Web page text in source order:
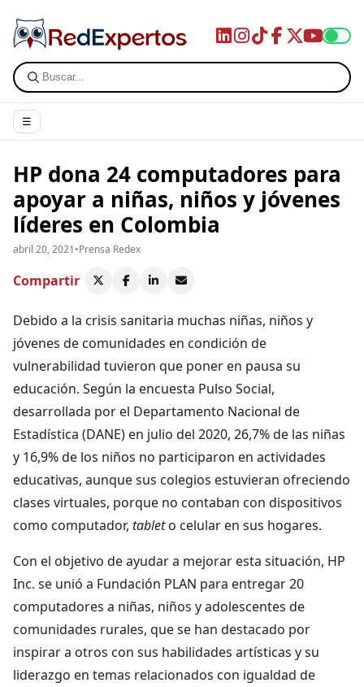
☰
HP dona 24 computadores para
apoyar a niñas, niños y jóvenes
líderes en Colombia
abril 20, 2021•Prensa Redex
Compartir
Debido a la crisis sanitaria muchas niñas, niños y
jóvenes de comunidades en condición de
vulnerabilidad tuvieron que poner en pausa su
educación. Según la encuesta Pulso Social,
desarrollada por el Departamento Nacional de
Estadística (DANE) en julio del 2020, 26,7% de las niñas
y 16,9% de los niños no participaron en actividades
educativas, aunque sus colegios estuvieran ofreciendo
clases virtuales, porque no contaban con dispositivos
como computador, tableto celular en sus hogares.
Con el objetivo de ayudar a mejorar esta situación, HP
Inc. se unió a Fundación PLAN para entregar 20
computadores a niñas, niños y adolescentes de
comunidades rurales, que se han destacado por
inspirar a otros con sus habilidades artísticas y su
liderazgo en temas relacionados con igualdad de